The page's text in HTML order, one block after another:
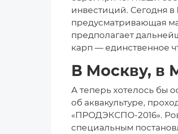
инвестиций. Сегодня
предусматривающая
предполагает
карп — единственное
В Москву, в
А теперь хотелось бы
об аквакультуре,
«ПРОДЭКСПО-2016».
специальным